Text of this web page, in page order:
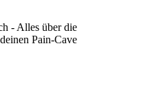
- Alles über die
Pain-Cave